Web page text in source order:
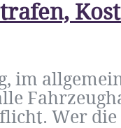
im
Wer